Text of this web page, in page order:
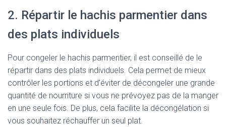
2. Répartir le hachis parmentier dans
des plats individuels
Pour congeler le hachis parmentier, il est conseillé de le
répartir dans des plats individuels. Cela permet de mieux
contrôler les portions et d’éviter de décongeler une grande
quantité de nourriture si vous ne prévoyez pas de la manger
en une seule fois. De plus, cela facilite la décongélation si
vous souhaitez réchauffer un seul plat.